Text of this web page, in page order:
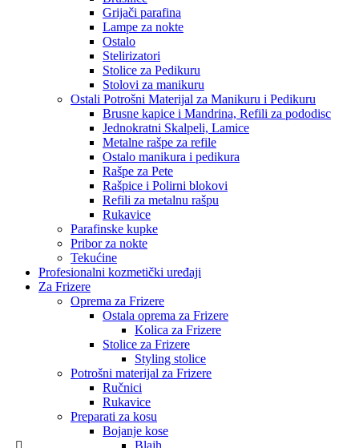
Grijači parafina
Lampe za nokte
Ostalo
Stelirizatori
Stolice za Pedikuru
Stolovi za manikuru
Ostali Potrošni Materijal za Manikuru i Pedikuru
Brusne kapice i Mandrina, Refili za pododisc
Jednokratni Skalpeli, Lamice
Metalne rašpe za refile
Ostalo manikura i pedikura
Rašpe za Pete
Rašpice i Polirni blokovi
Refili za metalnu rašpu
Rukavice
Parafinske kupke
Pribor za nokte
Tekućine
Profesionalni kozmetički uređaji
Za Frizere
Oprema za Frizere
Ostala oprema za Frizere
Kolica za Frizere
Stolice za Frizere
Styling stolice
Potrošni materijal za Frizere
Ručnici
Rukavice
Preparati za kosu
Bojanje kose
Blajh